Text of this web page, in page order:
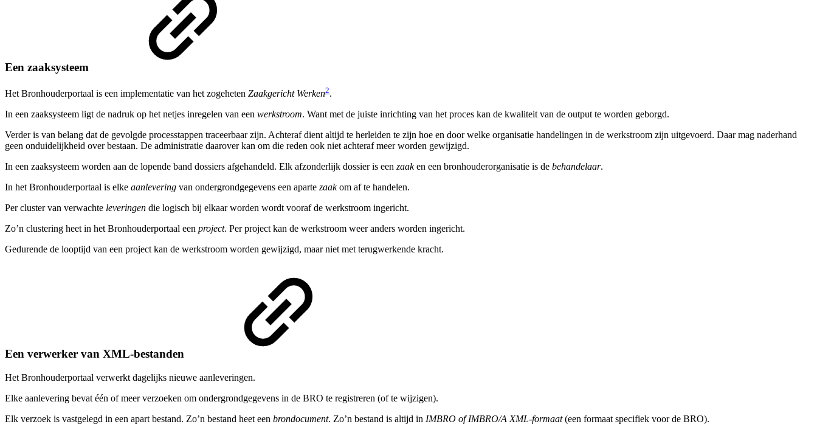
Een zaaksysteem
Het Bronhouderportaal is een implementatie van het zogeheten Zaakgericht Werken2.
In een zaaksysteem ligt de nadruk op het netjes inregelen van een werkstroom. Want met de juiste inrichting van het proces kan de kwaliteit van de output te worden geborgd.
Verder is van belang dat de gevolgde processtappen traceerbaar zijn. Achteraf dient altijd te herleiden te zijn hoe en door welke organisatie handelingen in de werkstroom zijn uitgevoerd. Daar mag naderhand
geen onduidelijkheid over bestaan. De administratie daarover kan om die reden ook niet achteraf meer worden gewijzigd.
In een zaaksysteem worden aan de lopende band dossiers afgehandeld. Elk afzonderlijk dossier is een zaaken een bronhouderorganisatie is de behandelaar.
In het Bronhouderportaal is elke aanlevering van ondergrondgegevens een aparte zaakom af te handelen.
Per cluster van verwachte leveringen die logisch bij elkaar worden wordt vooraf de werkstroom ingericht.
Zo’n clustering heet in het Bronhouderportaal een project. Per project kan de werkstroom weer anders worden ingericht.
Gedurende de looptijd van een project kan de werkstroom worden gewijzigd, maar niet met terugwerkende kracht.
Een verwerker van XML-bestanden
Het Bronhouderportaal verwerkt dagelijks nieuwe aanleveringen.
Elke aanlevering bevat één of meer verzoeken om ondergrondgegevens in de BRO te registreren (of te wijzigen).
Elk verzoek is vastgelegd in een apart bestand. Zo’n bestand heet een brondocument. Zo’n bestand is altijd in IMBRO of IMBRO/A XML-formaat(een formaat specifiek voor de BRO).